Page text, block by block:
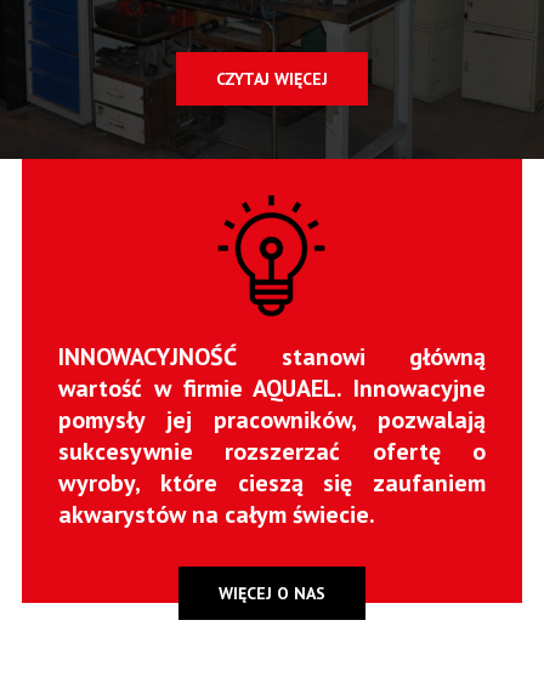
CZYTAJ WIĘCEJ
INNOWACYJNOŚĆ stanowi główną
wartość w firmie AQUAEL. Innowacyjne
pomysły jej pracowników, pozwalają
sukcesywnie rozszerzać ofertę o
wyroby, które cieszą się zaufaniem
akwarystów na całym świecie.
WIĘCEJ O NAS